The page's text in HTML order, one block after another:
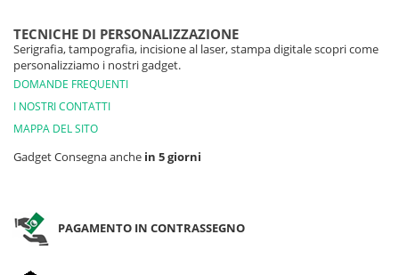
TECNICHE DI PERSONALIZZAZIONE
Serigrafia, tampografia, incisione al laser, stampa digitale scopri come
personalizziamo i nostri gadget.
DOMANDE FREQUENTI
I NOSTRI CONTATTI
MAPPA DEL SITO
Gadget Consegna anche in 5 giorni
PAGAMENTO IN CONTRASSEGNO